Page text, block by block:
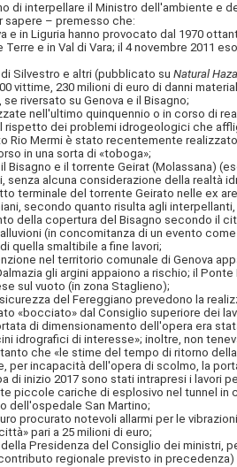
di interpellareil Ministro dell'ambiente e
sapere – premesso che:
in Liguria hanno provocato dal 1970
Terre e in Val di Vara; il 4 novembre 2011
e altri (pubblicato suNatural
vittime, 230 milioni di euro di danni
riversato su Genova e il Bisagno;
nell'ultimo quinquennio o in corso di
rispetto dei problemi idrogeologici che
Mermi è stato recentemente realizzato
in una sorta di «toboga»;
e il torrente Geirat (Molassana)
senza alcuna considerazione della realtà
del torrente Geirato nelle ex
secondo quanto risulta agli
copertura del Bisagno secondo il
(in concomitanza di un evento
quella smaltibile a fine lavori;
nel territorio comunale di Genova
gli argini appaiono a rischio; il
sul vuoto (in zona Staglieno);
del Fereggiano prevedono la
«bocciato» dal Consiglio superiore dei
di dimensionamento dell'opera era
idrografici di interesse»; inoltre, non
tanto che «le stime del tempo di ritorno
per incapacità dell'opera di scolmo, la
inizio 2017 sono stati intrapresi i lavori
piccole cariche di esplosivo nel tunnel
dell'ospedale San Martino;
procurato notevoli allarmi per le
pari a 25 milioni di euro;
Presidenza del Consiglio dei ministri,
regionale previsto in